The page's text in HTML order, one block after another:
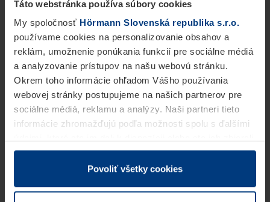
Táto webstránka používa súbory cookies
My spoločnosť Hörmann Slovenská republika s.r.o.
používame cookies na personalizovanie obsahov a
reklám, umožnenie ponúkania funkcií pre sociálne médiá
a analyzovanie prístupov na našu webovú stránku.
Okrem toho informácie ohľadom Vášho používania
webovej stránky postupujeme na našich partnerov pre
sociálne médiá, reklamu a analýzy. Naši partneri tieto
informácie zhromažďujú podľa možnosti spolu s ďalšími
v rámci Vášho využívania služieb.
Z právneho hľadiska môžeme cookies ukladať na Vašom
prevádzku tejto stránky. Pre všetky ostatné typy cookie
Povoliť všetky cookies